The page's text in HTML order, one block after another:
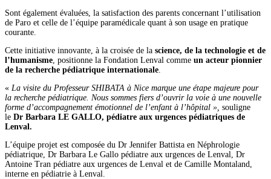
Sont également évaluées, la satisfaction des parents concernant l’utilisation
de Paro et celle de l’équipe paramédicale quant à son usage en pratique
courante.
Cette initiative innovante, à la croisée de la science, de la technologie et de
l’humanisme , positionne la Fondation Lenval comme un acteur pionnier
de la recherche pédiatrique internationale
« La visite du Professeur SHIBATA à Nice marque une étape majeure pour
la recherche pédiatrique. Nous sommes fiers d’ouvrir la voie à une nouvelle
forme d’accompagnement émotionnel de l’enfant à l’hôpital », souligne
le Dr Barbara LE GALLO, pédiatre aux urgences pédiatriques de
Lenval.
L’équipe projet est composée du Dr Jennifer Battista en Néphrologie
pédiatrique, Dr Barbara Le Gallo pédiatre aux urgences de Lenval, Dr
Antoine Tran pédiatre aux urgences de Lenval et de Camille Montaland,
interne en pédiatrie à Lenval.